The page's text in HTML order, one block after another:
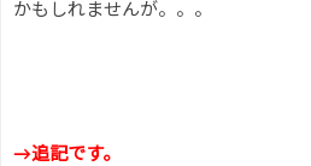
かもしれませんが。。。
→追記です。